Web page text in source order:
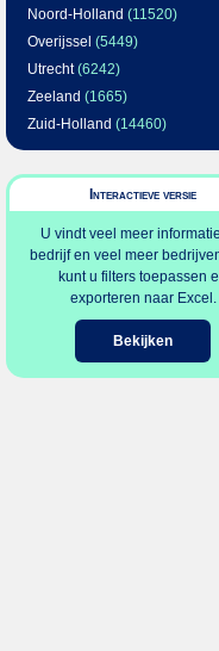
Noord-Holland (11520)
Overijssel (5449)
Utrecht(6242)
Zeeland (1665)
Zuid-Holland (14460)
Interactieve versie
U vindt veel meer
bedrijf en veel meer
kunt u filters toepassen
exporteren naar Excel.
Bekijken